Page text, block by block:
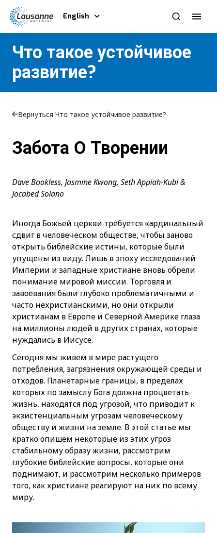
English
Что такое устойчивое
развитие?
Вернуться Что такое устойчивое развитие?
Забота О Творении
Dave Bookless, Jasmine Kwong, Seth Appiah-Kubi &
Jocabed Solano
Иногда Божьей церкви требуется кардинальный
сдвиг в человеческом обществе, чтобы заново
открыть библейские истины, которые были
упущены из виду. Лишь в эпоху исследований
Империи и западные христиане вновь обрели
понимание мировой миссии. Торговля и
завоевания были глубоко проблематичными и
часто нехристианскими, но они открыли
христианам в Европе и Северной Америке глаза
на миллионы людей в других странах, которые
нуждались в Иисусе.
Сегодня мы живем в мире растущего
потребления, загрязнения окружающей среды и
отходов. Планетарные границы, в пределах
которых по замыслу Бога должна процветать
жизнь, находятся под угрозой, что приводит к
экзистенциальным угрозам человеческому
обществу и жизни на земле. В этой статье мы
кратко опишем некоторые из этих угроз
стабильному образу жизни, рассмотрим
глубокие библейские вопросы, которые они
поднимают, и рассмотрим несколько примеров
того, как христиане реагируют на них по всему
миру.